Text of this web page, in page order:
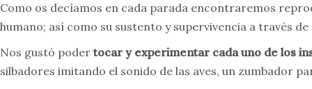
Como os decíamos en cada parada encontraremos
humano; así como su sustento y supervivencia a través
Nos gustó poder tocar y experimentar cada uno de los
silbadores imitando el sonido de las aves, un zumbador